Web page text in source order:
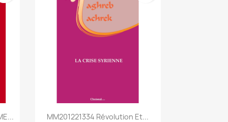
Aperçu rapide
MM201221334 Révolution Et...